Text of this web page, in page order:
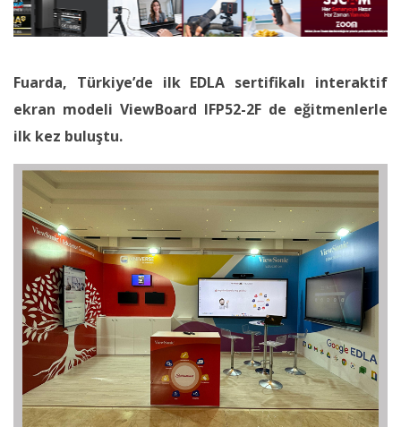
Fuarda, Türkiye’de ilk EDLA sertifikalı interaktif
ekran modeli ViewBoard IFP52-2F de eğitmenlerle
ilk kez buluştu.